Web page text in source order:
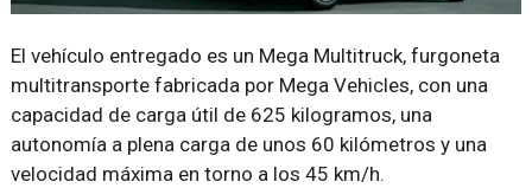
El vehículo entregado es un Mega Multitruck, furgoneta
multitransporte fabricada por Mega Vehicles, con una
capacidad de carga útil de 625 kilogramos, una
autonomía a plena carga de unos 60 kilómetros y una
velocidad máxima en torno a los 45 km/h.